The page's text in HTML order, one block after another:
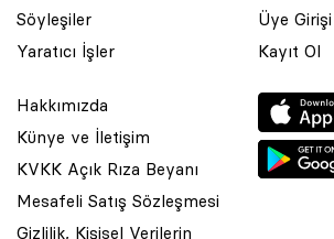
Söyleşiler
Yaratıcı İşler
Üye Girişi
Kayıt Ol
Hakkımızda
Künye ve İletişim
KVKK Açık Rıza Beyanı
Mesafeli Satış Sözleşmesi
Gizlilik, Kişisel Verilerin